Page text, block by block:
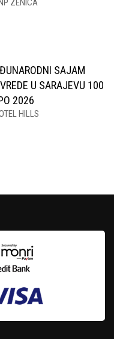
ZENICA
SAJAM
U SARAJEVU 100
2026
HILLS